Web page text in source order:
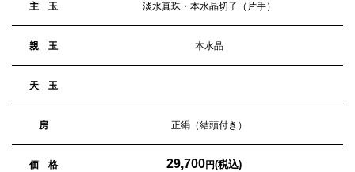
主 玉 淡水真珠・本水晶切子（片手）
親 玉 本水晶
天 玉
房 正絹（結頭付き）
価 格 29,700円(税込)